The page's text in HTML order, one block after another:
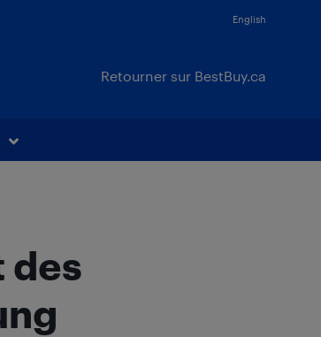
English
Retourner sur BestBuy.ca
des